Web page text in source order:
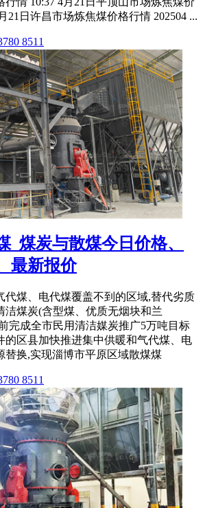
21日许昌市场炼焦煤价格行情 202504 ...
8511
_煤炭与散煤今日价格、
最新报价
代煤、电代煤覆盖不到的区域,替代劣质
洁煤炭(含型煤、优质无烟块和兰
完成全市民用清洁媒炭推广5万吨目标
的区县加快推进集中供暖和气代煤、电
替换,实现淄博市平原区域散煤煤
8511